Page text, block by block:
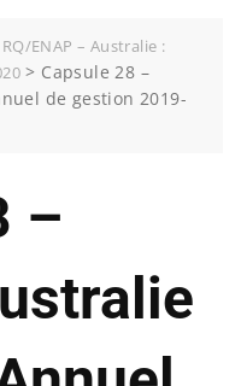
ENAP – Australie :
> Capsule 28 –
de gestion 2019-
–